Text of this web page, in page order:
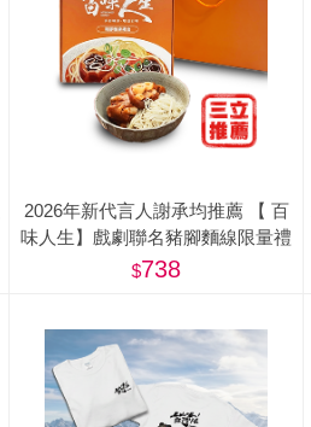
2026年新代言人謝承均推薦 【 百
味人生】戲劇聯名豬腳麵線限量禮
盒(滷豬腳500g+麵線200g) - 屠宰衛
738